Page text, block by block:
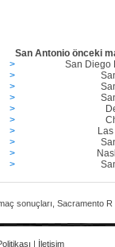
San Antonio önceki
>
>
>
>
>
>
>
>
>
>
San Diego
sonuçları, Sacramento
| İletişim